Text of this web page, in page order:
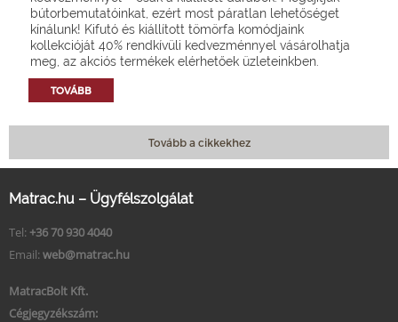
bútorbemutatóinkat, ezért most páratlan lehetőséget
kínálunk! Kifutó és kiállított tömörfa komódjaink
kollekcióját 40% rendkívüli kedvezménnyel vásárolhatja
meg, az akciós termékek elérhetőek üzleteinkben.
TOVÁBB
Tovább a cikkekhez
Matrac.hu – Ügyfélszolgálat
Tel: +36 70 930 4040
Email: web@matrac.hu
MatracBolt Kft.
Cégjegyzékszám: